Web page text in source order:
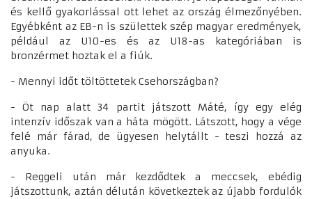
és kellő gyakorlással ott lehet az ország élmezőnyében.
Egyébként az EB-n is születtek szép magyar eredmények,
például az U10-es és az U18-as kategóriában is
bronzérmet hoztak el a fiúk.
- Mennyi időt töltöttetek Csehországban?
- Öt nap alatt 34 partit játszott Máté, így egy elég
intenzív időszak van a háta mögött. Látszott, hogy a vége
felé már fárad, de ügyesen helytállt - teszi hozzá az
anyuka.
- Reggeli után már kezdődtek a meccsek, ebédig
játszottunk, aztán délután következtek az újabb fordulók